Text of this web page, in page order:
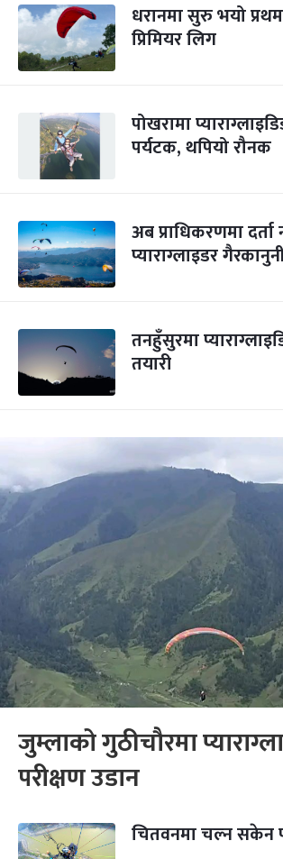
धरानमा सुरु भयो
प्रिमियर लिग
पोखरामा
पर्यटक, थपियो रौनक
अब प्राधिकरणमा
प्याराग्लाइडर
तनहुँसुरमा
तयारी
जुम्लाको गुठीचौरमा
परीक्षण उडान
चितवनमा चल्न सकेन